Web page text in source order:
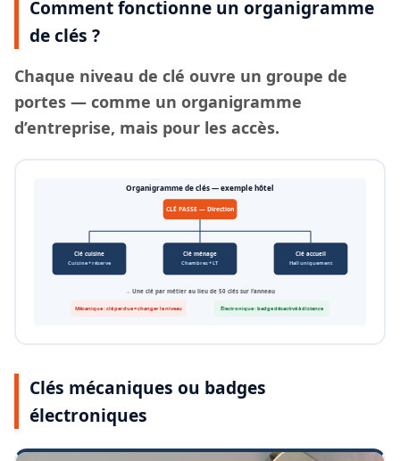
Comment fonctionne un organigramme
de clés ?
Chaque niveau de clé ouvre un groupe de
portes — comme un organigramme
d’entreprise, mais pour les accès.
Organigramme de clés — exemple hôtel
CLÉ PASSE — Direction
Clé cuisine
Cuisine + réserve
Clé ménage
Chambres + LT
Clé accueil
Hall uniquement
→ Une clé par métier au lieu de 50 clés sur l’anneau
Mécanique : clé perdue = changer le niveau Électronique : badge désactivé à distance
Clés mécaniques ou badges
électroniques